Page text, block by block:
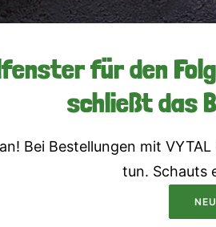
für den
schließt das
Bei Bestellungen mit
tun. Schauts